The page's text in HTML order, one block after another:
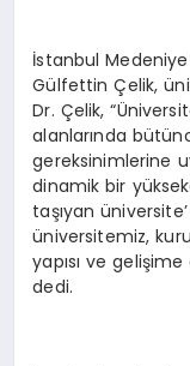
İstanbul
Gülfettin Çelik,
Dr. Çelik,
alanlarında
gereksinimlerine
dinamik bir
taşıyan
üniversitemiz,
yapısı ve
dedi.